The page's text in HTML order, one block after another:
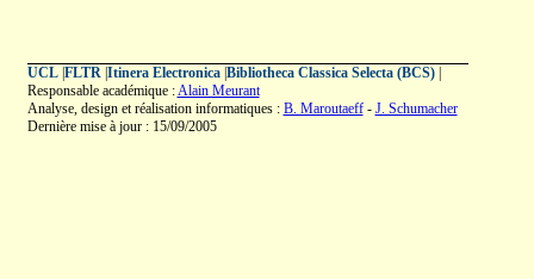
UCL| FLTR| Itinera Electronica| Bibliotheca Classica Selecta (BCS)|
Responsable académique :Alain Meurant
Analyse, design et réalisation informatiques : B. Maroutaeff- J. Schumacher
Dernière mise à jour : 15/09/2005